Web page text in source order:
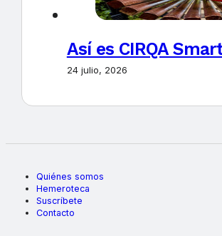
Así es CIRQA
24 julio, 2026
Quiénes somos
Hemeroteca
Suscríbete
Contacto